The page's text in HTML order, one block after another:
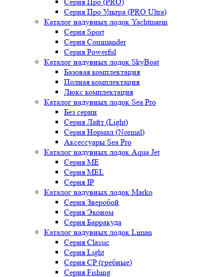
Серия Про Ультра (PRO Ultra)
Каталог надувных лодок Yachtmarin
Серия Sport
Серия Commander
Серия Powerful
Каталог надувных лодок SkyBoat
Базовая комплектация
Полная комплектация
Люкс комплектация
Каталог надувных лодок Sea Pro
Без серии
Серия Лайт (Light)
Серия Нормал (Normal)
Аксессуары Sea Pro
Каталог надувных лодок Aqua Jet
Серия ME
Серия MEL
Серия IP
Каталог надувных лодок Marko
Серия Зверобой
Серия Эконом
Серия Барракуда
Каталог надувных лодок Liman
Серия Classic
Серия Light
Серия CP (гребные)
Серия Fishing